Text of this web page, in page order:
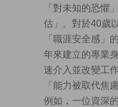
「對未知的恐懼
估」。對於40歲
「職涯安全感」
年來建立的專業
速介入並改變工
「能力被取代焦
例如，一位資深